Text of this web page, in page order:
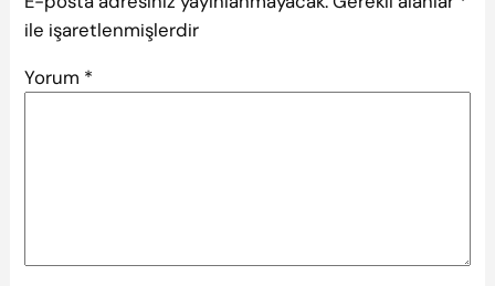
ile işaretlenmişlerdir
Yorum *